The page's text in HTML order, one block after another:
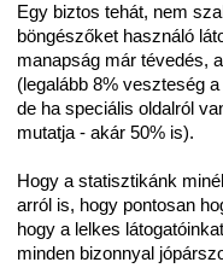
Egy biztos tehát, nem
böngészőket használó
manapság már tévedés,
(legalább 8% veszteség
de ha speciális oldalról
mutatja - akár 50% is).
Hogy a statisztikánk
arról is, hogy pontosan
hogy a lelkes
minden bizonnyal